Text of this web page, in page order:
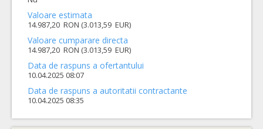
Valoare estimata
14.987,20 RON (3.013,59 EUR)
Valoare cumparare directa
14.987,20 RON (3.013,59 EUR)
Data de raspuns a ofertantului
10.04.2025 08:07
Data de raspuns a autoritatii contractante
10.04.2025 08:35